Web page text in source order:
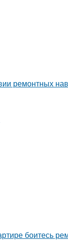
ремонтных
боитесь